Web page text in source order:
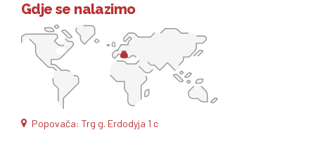
Gdje se nalazimo
Popovača: Trg g. Erdodyja 1 c